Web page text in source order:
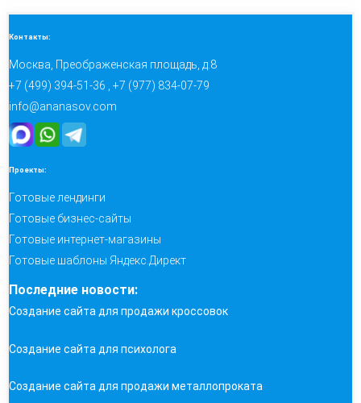
Контакты:
Москва, Преображенская площадь, д.8
+7 (499) 394-51-36 , +7 (977) 834-07-79
info@ananasov.com
Проекты:
Готовые лендинги
Готовые бизнес-сайты
Готовые интернет-магазины
Готовые шаблоны Яндекс.Директ
Последние новости:
Создание сайта для продажи кроссовок
Создание сайта для психолога
Создание сайта для продажи металлопроката